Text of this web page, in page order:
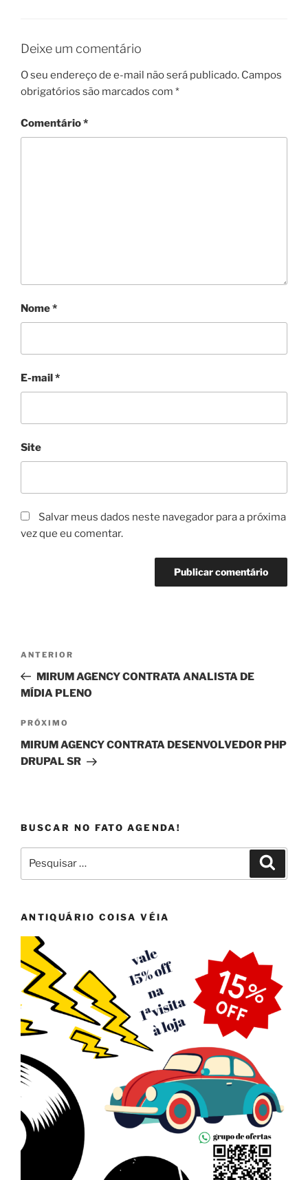
Deixe um comentário
O seu endereço de e-mail não será publicado. Campos
obrigatórios são marcados com *
Comentário*
Nome*
E-mail*
Site
Salvar meus dados neste navegador para a próxima
vez que eu comentar.
Post
Post
anterior
ANTERIOR
MIRUM AGENCY CONTRATA ANALISTA DE
MÍDIA PLENO
Próximo
post
PRÓXIMO
MIRUM AGENCY CONTRATA DESENVOLVEDOR PHP
DRUPAL SR
BUSCAR NO FATO AGENDA!
por:
ANTIQUÁRIO COISA VÉIA